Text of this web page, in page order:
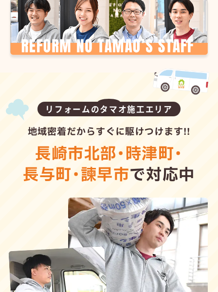
リフォームのタマオ施工エリア
地域密着だからすぐに駆けつけます!!
長崎市北部・時津町・
長与町・諫早市で対応中